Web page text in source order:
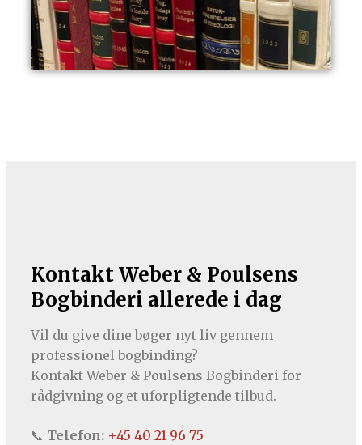
Kontakt Weber & Poulsens
Bogbinderi allerede i dag
Vil du give dine bøger nyt liv gennem
professionel bogbinding?
Kontakt Weber & Poulsens Bogbinderi for
rådgivning og et uforpligtende tilbud.
📞 Telefon: +45 40 21 96 75